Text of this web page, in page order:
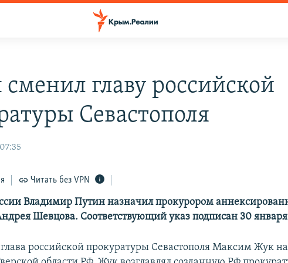
главу российской
Севастополя
Читать без VPN
Владимир Путин назначил прокурором
Шевцова. Соответствующий указ подписан 30
российской прокуратуры Севастополя Максим Жук